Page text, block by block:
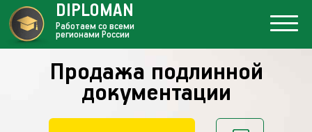
Продажа подлинной
документации
DIPLOMAN
Работаем со всеми
регионами России